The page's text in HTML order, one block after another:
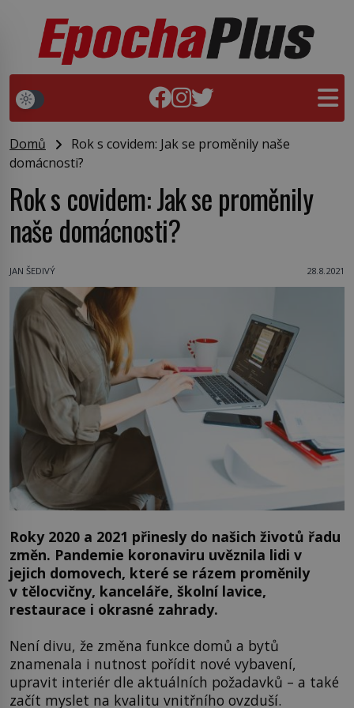
Domů
Rok s covidem: Jak se proměnily naše
domácnosti?
Rok s covidem: Jak se proměnily
naše domácnosti?
JAN ŠEDIVÝ 28.8.2021
Roky 2020 a 2021 přinesly do našich životů řadu
změn. Pandemie koronaviru uvěznila lidi v
jejich domovech, které se rázem proměnily
v tělocvičny, kanceláře, školní lavice,
restaurace i okrasné zahrady.
Není divu, že změna funkce domů a bytů
znamenala i nutnost pořídit nové vybavení,
upravit interiér dle aktuálních požadavků – a také
začít myslet na kvalitu vnitřního ovzduší.